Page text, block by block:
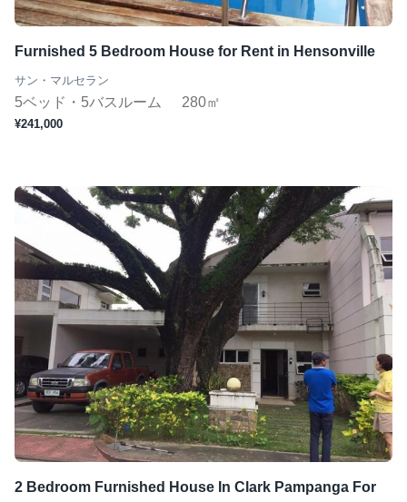
Furnished 5 Bedroom House for Rent in Hensonville
サン・マルセラン
5ベッド・5バスルーム 280㎡
¥241,000
2 Bedroom Furnished House In Clark Pampanga For